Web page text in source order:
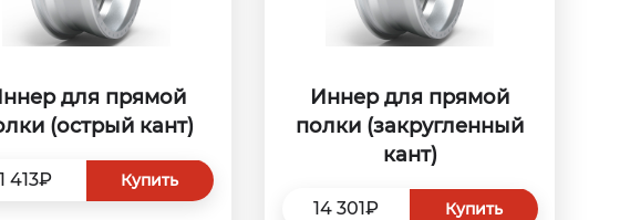
для прямой
(острый кант)
413₽ Купить
Иннер для прямой
полки (закругленный
кант)
14 301₽ Купить